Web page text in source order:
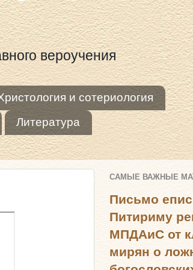
вероучения
и сотериология
Литература
САМЫЕ ВАЖНЫЕ
Письмо
Питириму
МПДАиС от
мирян о